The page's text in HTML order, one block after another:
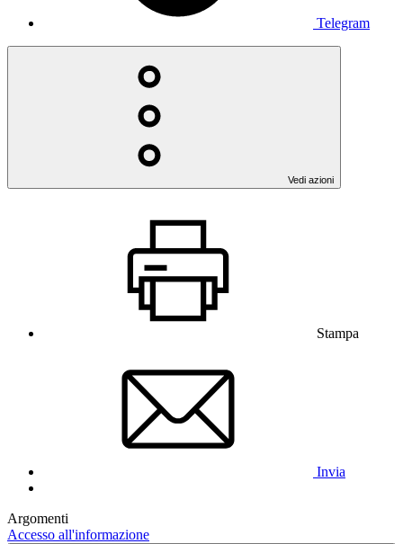
Telegram
Vedi azioni
Stampa
Invia
Argomenti
Accesso all'informazione